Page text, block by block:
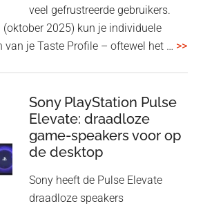
1000XM6
nieuwe
veel gefrustreerde gebruikers.
2025) kun je individuele
van je Taste Profile – oftewel het … >>
Sony PlayStation Pulse
Elevate: draadloze
game-speakers voor op
de desktop
Sony heeft de Pulse Elevate
draadloze speakers